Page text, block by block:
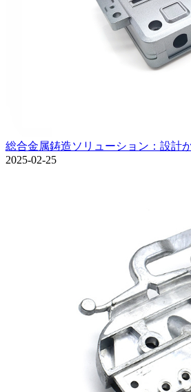
総合金属鋳造ソリューション：設計
2025-02-25